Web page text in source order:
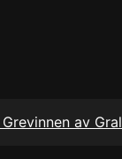
av Gral